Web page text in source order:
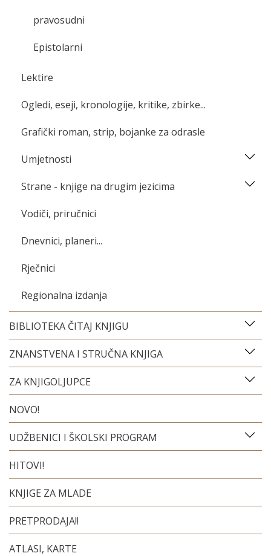
pravosudni
Epistolarni
Lektire
Ogledi, eseji, kronologije, kritike, zbirke...
Grafički roman, strip, bojanke za odrasle
Umjetnosti
Strane - knjige na drugim jezicima
Vodiči, priručnici
Dnevnici, planeri...
Rječnici
Regionalna izdanja
BIBLIOTEKA ČITAJ KNJIGU
ZNANSTVENA I STRUČNA KNJIGA
ZA KNJIGOLJUPCE
NOVO!
UDŽBENICI I ŠKOLSKI PROGRAM
HITOVI!
KNJIGE ZA MLADE
PRETPRODAJA!!
ATLASI, KARTE